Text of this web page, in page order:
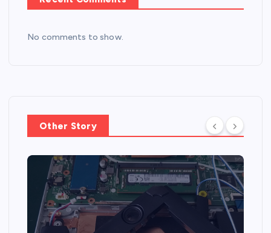
No comments to show.
Other Story